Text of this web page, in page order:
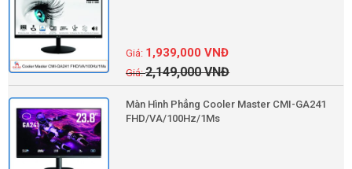
2,149,000VNĐ
1,939,000VNĐ
Màn Hình Phẳng Cooler Master CMI-GA241
FHD/VA/100Hz/1Ms